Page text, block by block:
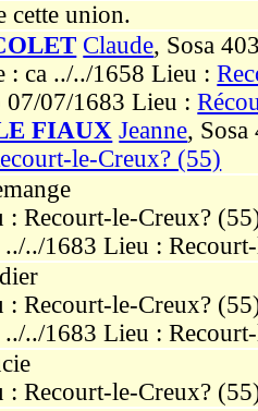
cette union.
Claude, Sosa
: ca ../../1658 Lieu :
07/07/1683 Lieu :
FIAUX Jeanne, Sosa
le-Creux? (55)
: Recourt-le-Creux?
../../1683 Lieu :
: Recourt-le-Creux?
../../1683 Lieu :
: Recourt-le-Creux?